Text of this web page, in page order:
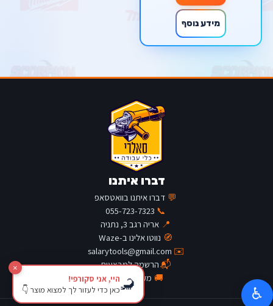
מידע נוסף
דברו איתנו
💬 דברו איתנו בוואטסאפ
📞
055-723-7323
📍 אריה רגב 3, נתניה
🧭 נווטו אלינו ב-Waze
✉️
salarytools@gmail.com
📬הרשמה למבצעים
🚚 מעקב משלוח
♿
×
🦂היי, אני סקורפי!
כאן כדי לעזור לך למצוא מוצר 👇